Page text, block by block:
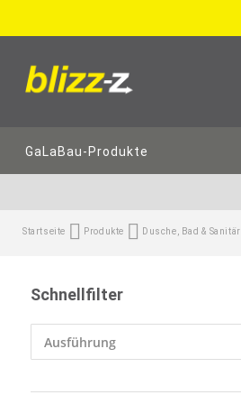
GaLaBau-Produkte
Startseite Produkte Dusche, Bad & Sanitär
Schnellfilter